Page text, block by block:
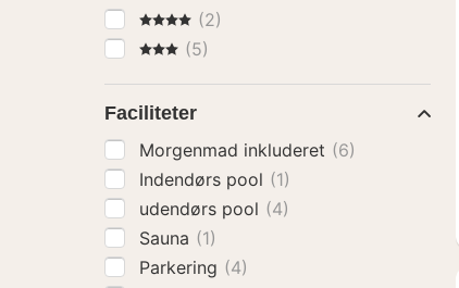
4 Stjerner
(2)
3 Stjerner
(5)
Faciliteter
Morgenmad inkluderet (6)
Indendørs pool (1)
udendørs pool (4)
Sauna (1)
Parkering (4)